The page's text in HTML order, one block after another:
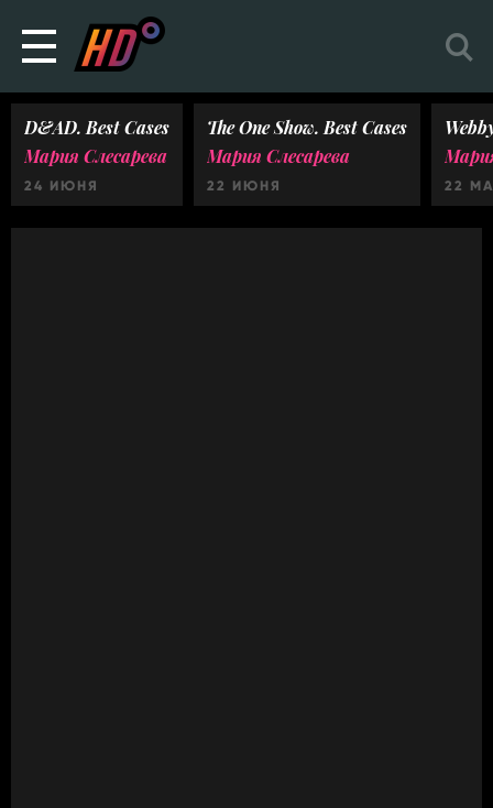
D&AD. Best Cases
Мария Слесарева
24 ИЮНЯ
The One Show. Best Cases
Мария Слесарева
22 ИЮНЯ 22